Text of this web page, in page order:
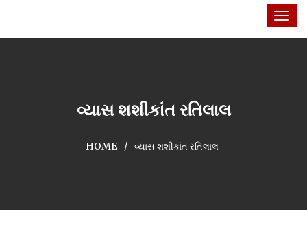
વ્યાસ શશીકાંત રતિલાલ
HOME વ્યાસ શશીકાંત રતિલાલ